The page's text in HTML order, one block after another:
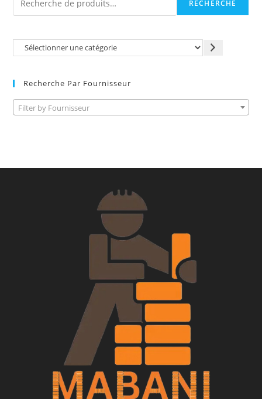
RECHERCHE
Recherche Par Fournisseur
Filter by Fournisseur